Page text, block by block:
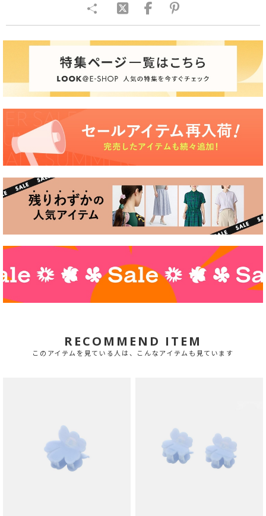
RECOMMEND ITEM
このアイテムを見ている人は、こんなアイテムも見ています